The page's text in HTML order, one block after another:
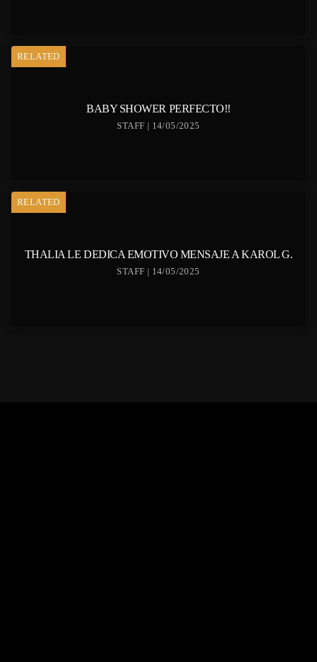
RELATED
BABY SHOWER PERFECTO!!
STAFF | 14/05/2025
RELATED
THALIA LE DEDICA EMOTIVO MENSAJE A KAROL G.
STAFF | 14/05/2025